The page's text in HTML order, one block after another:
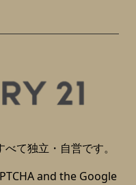
て独立・自営です。
and the Google